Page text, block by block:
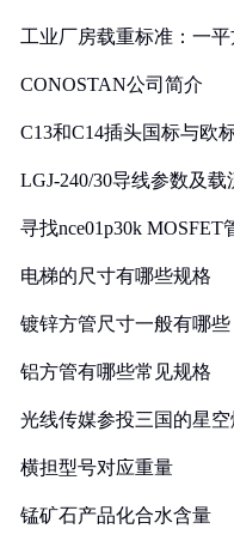
工业厂房载重标准：一
CONOSTAN公司简介
C13和C14插头国标与欧
LGJ-240/30导线参数及载
寻找nce01p30k
电梯的尺寸有哪些规格
镀锌方管尺寸一般有哪些
铝方管有哪些常见规格
光线传媒参投三国的星
横担型号对应重量
锰矿石产品化合水含量